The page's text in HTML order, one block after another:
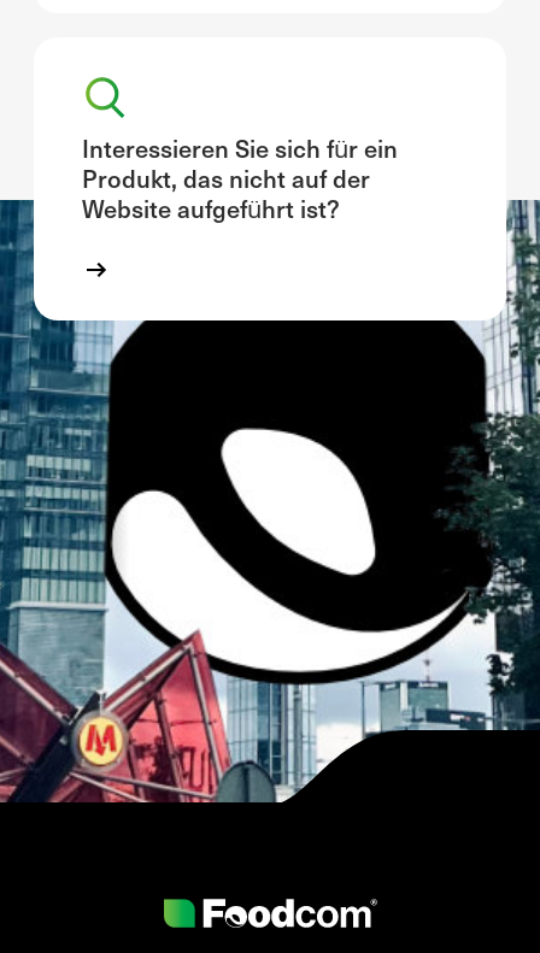
Interessieren Sie sich für ein
Produkt, das nicht auf der
Website aufgeführt ist?